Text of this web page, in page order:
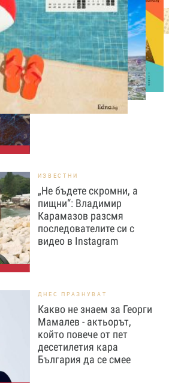
НУМЕРОЛОГИЯ
Нумерологична прогноза
за 6 август, четвъртък
ИЗВЕСТНИ
„Не бъдете скромни, а
пищни“: Владимир
Карамазов разсмя
последователите си с
видео в Instagram
ДНЕС ПРАЗНУВАТ
Какво не знаем за Георги
Мамалев - актьорът,
който повече от пет
десетилетия кара
България да се смее